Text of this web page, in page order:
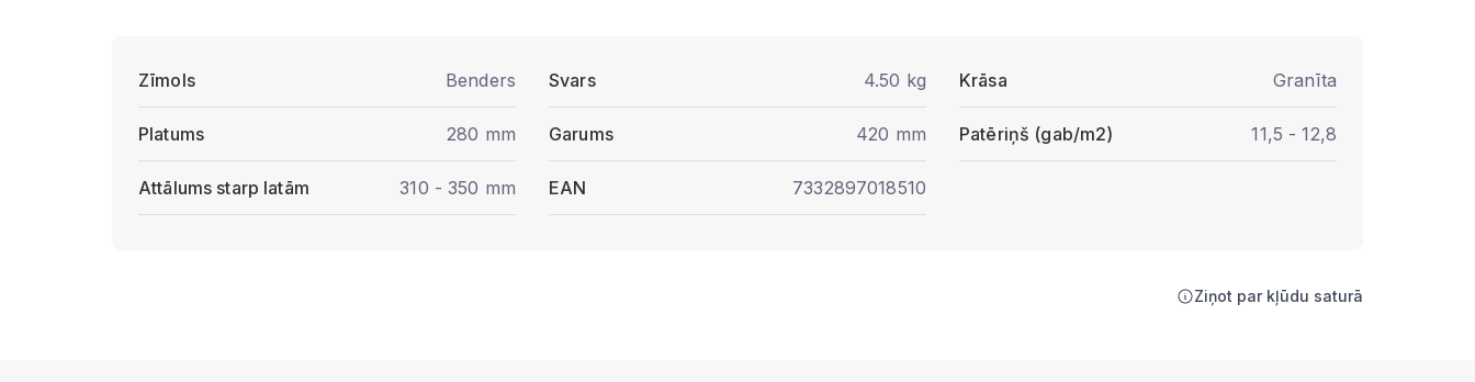
Zīmols Benders Svars 4.50 kg Krāsa Granīta
Platums 280 mm Garums 420 mm Patēriņš (gab/m2) 11,5 - 12,8
Attālums starp latām 310 - 350 mm EAN 7332897018510
Ziņot par kļūdu saturā